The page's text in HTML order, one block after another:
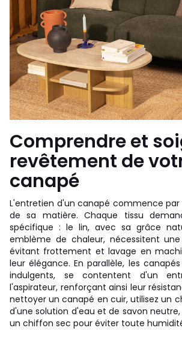
Comprendre et
revêtement de
canapé
L'entretien d'un canapé commence par
de sa matière. Chaque tissu
spécifique : le lin, avec sa grâce
emblème de chaleur, nécessitent
évitant frottement et lavage en
leur élégance. En parallèle, les
indulgents, se contentent d'un
l'aspirateur, renforçant ainsi leur
nettoyer un canapé en cuir, utilisez un
d'une solution d'eau et de savon
un chiffon sec pour éviter toute